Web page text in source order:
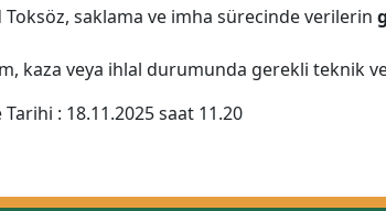
Toksöz, saklama ve imha sürecinde verilerin
kaza veya ihlal durumunda gerekli teknik
: 18.11.2025 saat 11.20